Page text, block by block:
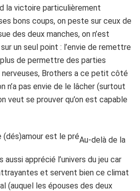
la victoire particulièrement
bons coups, on peste sur ceux de
des deux manches, on n’est
un seul point : l’envie de remettre
de permettre des parties
Brothers a ce petit côté
n’a pas envie de le lâcher (surtout
veut se prouver qu’on est capable
Au-delà de la
aussi apprécié l’univers du jeu car
et servent bien ce climat
(auquel les épouses des deux